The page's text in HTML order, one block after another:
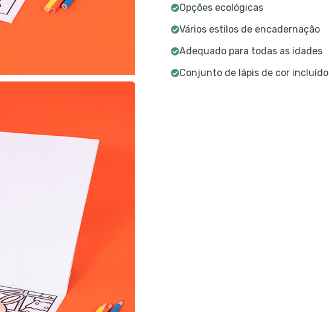
Opções ecológicas
Vários estilos de encadernação
Adequado para todas as idades
Conjunto de lápis de cor incluído